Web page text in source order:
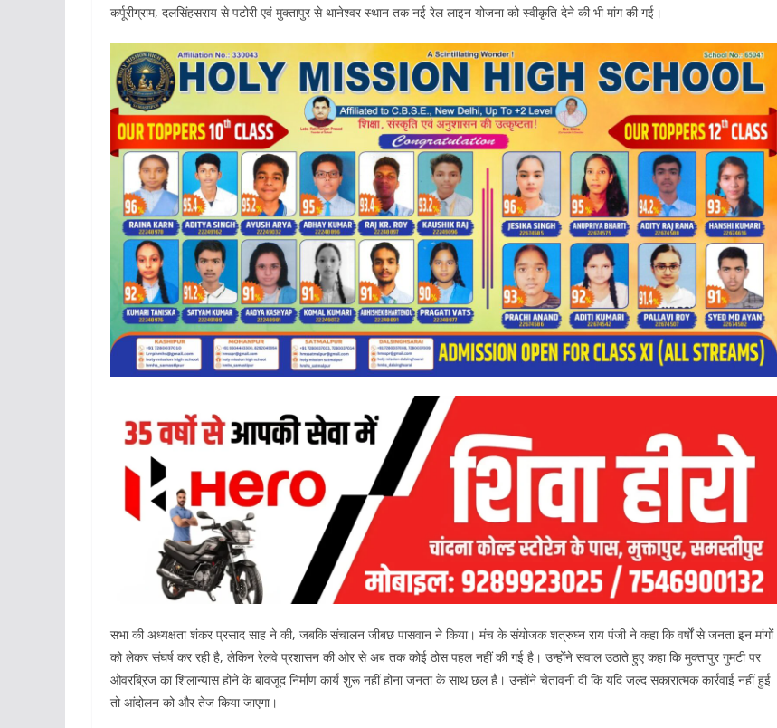
कर्पूरीग्राम, दलसिंहसराय से पटोरी एवं मुक्तापुर से थानेश्वर स्थान तक नई रेल लाइन योजना को स्वीकृति देने की भी मांग की गई।
सभा की अध्यक्षता शंकर प्रसाद साह ने की, जबकि संचालन जीबछ पासवान ने किया। मंच के संयोजक शत्रुघ्न राय पंजी ने कहा कि वर्षों से जनता इन मांगों
को लेकर संघर्ष कर रही है, लेकिन रेलवे प्रशासन की ओर से अब तक कोई ठोस पहल नहीं की गई है। उन्होंने सवाल उठाते हुए कहा कि मुक्तापुर गुमटी पर
ओवरब्रिज का शिलान्यास होने के बावजूद निर्माण कार्य शुरू नहीं होना जनता के साथ छल है। उन्होंने चेतावनी दी कि यदि जल्द सकारात्मक कार्रवाई नहीं हुई
तो आंदोलन को और तेज किया जाएगा।